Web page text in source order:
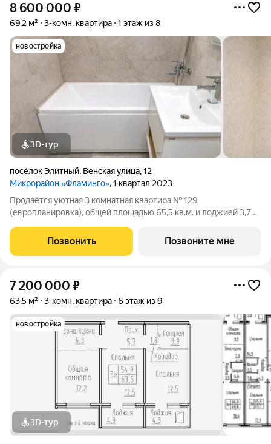
8 600 000 ₽
69,2 м² 3-комн. квартира 1 этаж из 8
новостройка
3D-тур
посёлок Элитный, Венская улица,12
Микрорайон «Фламинго», 1 квартал 2023
Продаётся уютная 3 комнатная квартира № 129
(европланировка), общей площадью 65,5 кв.м. и лоджией 3,7
Фламинго, ул.Венская, д. 12.Внутри вас ждёт продуманный
дизайнерский ремонт, который создаст
Позвонить Позвоните мне
7 200 000 ₽
63,5 м² 3-комн. квартира 6 этаж из 9
новостройка
3D-тур